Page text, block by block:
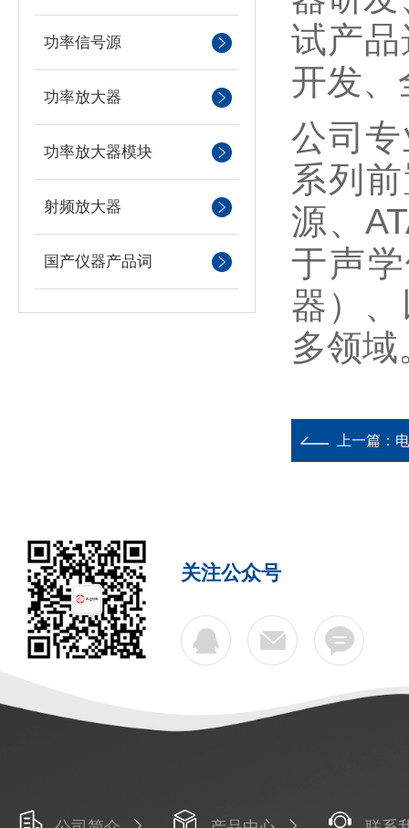
功率信号源
功率放大器
功率放大器模块
射频放大器
国产仪器产品词
试产
开发、
公司
系列
源、
于声
器）
多领域
上一篇：
关注公众号